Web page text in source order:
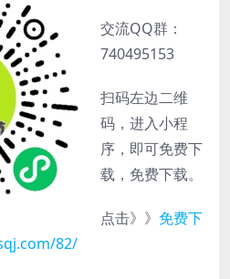
交流QQ群：
740495153
扫码左边二维
码，进入小程
序，即可免费下
载，免费下载。
点击》》 免费下
82/